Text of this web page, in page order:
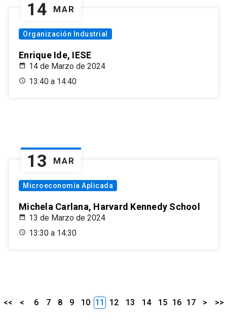
14 MAR
Organización Industrial
Enrique Ide, IESE
14 de Marzo de 2024
13:40 a 14:40
13 MAR
Microeconomía Aplicada
Michela Carlana, Harvard Kennedy School
13 de Marzo de 2024
13:30 a 14:30
<< < 6 7 8 9 10 11 12 13 14 15 16 17 > >>